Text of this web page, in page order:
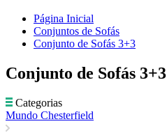
Página Inicial
Conjuntos de Sofás
Conjunto de Sofás 3+3
Conjunto de Sofás 3+3
Categorias
Mundo Chesterfield